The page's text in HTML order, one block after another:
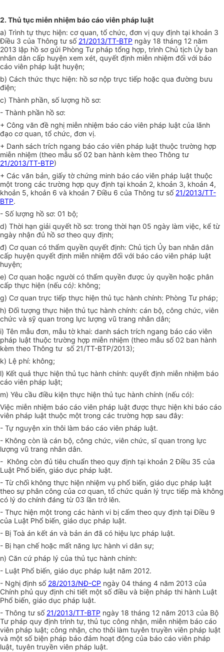
2. Thủ tục miễn nhiệm báo cáo viên pháp luật
a) Trình tự thực hiện: cơ quan, tổ chức, đơn vị quy định tại khoản 3
Điều 3 của Thông tư số 21/2013/TT-BTP ngày 18 tháng 12 năm
2013 lập hồ sơ gửi Phòng Tư pháp tổng hợp, trình Chủ tịch Ủy ban
nhân dân cấp huyện xem xét, quyết định miễn nhiệm đối với báo
cáo viên pháp luật huyện;
b) Cách thức thực hiện: hồ sơ nộp trực tiếp hoặc qua đường bưu
điện;
c) Thành phần, số lượng hồ sơ:
- Thành phần hồ sơ:
+ Công văn đề nghị miễn nhiệm báo cáo viên pháp luật của lãnh
đạo cơ quan, tổ chức, đơn vị.
+ Danh sách trích ngang báo cáo viên pháp luật thuộc trường hợp
miễn nhiệm (theo mẫu số 02 ban hành kèm theo Thông tư
21/2013/TT-BTP)
+ Các văn bản, giấy tờ chứng minh báo cáo viên pháp luật thuộc
một trong các trường hợp quy định tại khoản 2, khoản 3, khoản 4,
khoản 5, khoản 6 và khoản 7 Điều 6 của Thông tư số 21/2013/TT-
BTP.
- Số lượng hồ sơ: 01 bộ;
d) Thời hạn giải quyết hồ sơ: trong thời hạn 05 ngày làm việc, kể từ
ngày nhận đủ hồ sơ theo quy định;
đ) Cơ quan có thẩm quyền quyết định: Chủ tịch Ủy ban nhân dân
cấp huyện quyết định miễn nhiệm đối với báo cáo viên pháp luật
huyện;
e) Cơ quan hoặc người có thẩm quyền được ủy quyền hoặc phân
cấp thực hiện (nếu có): không;
g) Cơ quan trực tiếp thực hiện thủ tục hành chính: Phòng Tư pháp;
h) Đối tượng thực hiện thủ tục hành chính: cán bộ, công chức, viên
chức và sỹ quan trong lực lượng vũ trang nhân dân;
i) Tên mẫu đơn, mẫu tờ khai: danh sách trích ngang báo cáo viên
pháp luật thuộc trường hợp miễn nhiệm (theo mẫu số 02 ban hành
kèm theo Thông tư số 21/TT-BTP/2013);
k) Lệ phí: không;
l) Kết quả thực hiện thủ tục hành chính: quyết định miễn nhiệm báo
cáo viên pháp luật;
m) Yêu cầu điều kiện thực hiện thủ tục hành chính (nếu có):
Việc miễn nhiệm báo cáo viên pháp luật được thực hiện khi báo cáo
viên pháp luật thuộc một trong các trường hợp sau đây:
- Tự nguyện xin thôi làm báo cáo viên pháp luật.
- Không còn là cán bộ, công chức, viên chức, sĩ quan trong lực
lượng vũ trang nhân dân.
- Không còn đủ tiêu chuẩn theo quy định tại khoản 2 Điều 35 của
Luật Phổ biến, giáo dục pháp luật.
- Từ chối không thực hiện nhiệm vụ phổ biến, giáo dục pháp luật
theo sự phân công của cơ quan, tổ chức quản lý trực tiếp mà không
có lý do chính đáng từ 03 lần trở lên.
- Thực hiện một trong các hành vi bị cấm theo quy định tại Điều 9
của Luật Phổ biến, giáo dục pháp luật.
- Bị Toà án kết án và bản án đã có hiệu lực pháp luật.
- Bị hạn chế hoặc mất năng lực hành vi dân sự;
n) Căn cứ pháp lý của thủ tục hành chính:
- Luật Phổ biến, giáo dục pháp luật năm 2012.
- Nghị định số 28/2013/NĐ-CP ngày 04 tháng 4 năm 2013 của
Chính phủ quy định chi tiết một số điều và biện pháp thi hành Luật
Phổ biến, giáo dục pháp luật.
- Thông tư số 21/2013/TT-BTP ngày 18 tháng 12 năm 2013 của Bộ
Tư pháp quy định trình tự, thủ tục công nhận, miễn nhiệm báo cáo
viên pháp luật; công nhận, cho thôi làm tuyên truyền viên pháp luật
và một số biện pháp bảo đảm hoạt động của báo cáo viên pháp
luật, tuyên truyền viên pháp luật.